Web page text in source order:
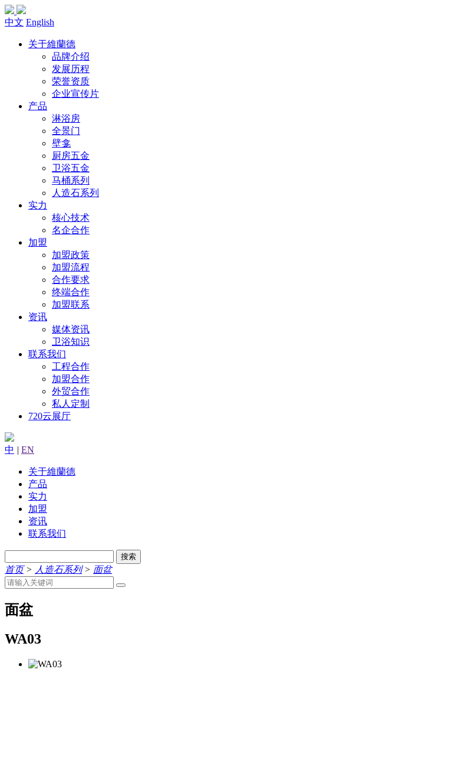
中文 English
关于維蘭德
品牌介绍
发展历程
荣誉资质
企业宣传片
产品
淋浴房
全景门
壁龛
厨房五金
卫浴五金
马桶系列
人造石系列
实力
核心技术
名企合作
加盟
加盟政策
加盟流程
合作要求
终端合作
加盟联系
资讯
媒体资讯
卫浴知识
联系我们
工程合作
加盟合作
外贸合作
私人定制
720云展厅
中 | EN
关于維蘭德
产品
实力
加盟
资讯
联系我们
搜索
首页> 人造石系列> 面盆
面盆
WA03